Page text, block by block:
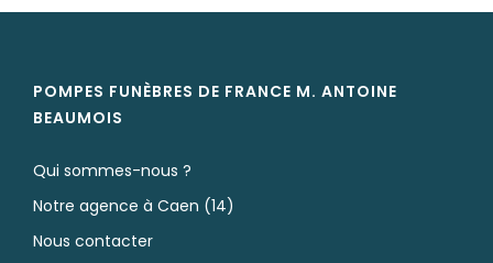
POMPES FUNÈBRES DE FRANCE M. ANTOINE
BEAUMOIS
Qui sommes-nous ?
Notre agence à Caen (14)
Nous contacter